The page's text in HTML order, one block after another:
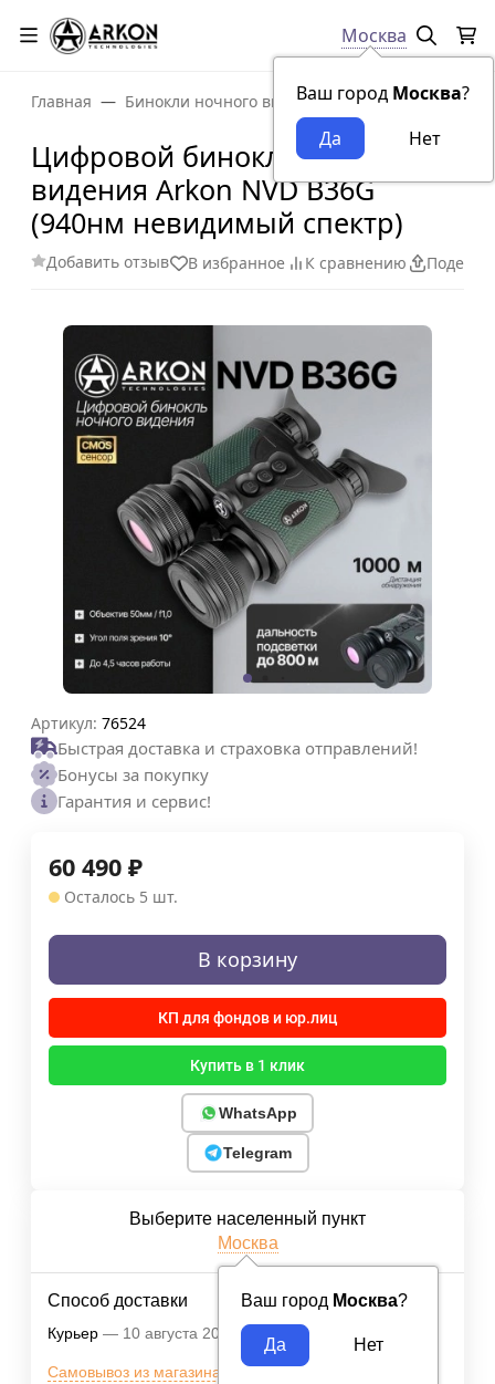
Москва
Ваш город Москва?
Главная Бинокли ночного видения Цифровой
Цифровой бинокль ночного
видения Arkon NVD B36G
(940нм невидимый спектр)
Добавить отзыв В избранное К сравнению
Артикул: 76524
Быстрая доставка и страховка отправлений!
Бонусы за покупку
Гарантия и сервис!
60 490 ₽
Осталось 5 шт.
В корзину
КП для фондов и юр.лиц
Купить в 1 клик
WhatsApp
Telegram
Выберите населенный пункт
Москва
Ваш город Москва?
Способ доставки
Курьер 10 августа 2026 Бесплатно
Самовывоз из магазина м.ВДНХ